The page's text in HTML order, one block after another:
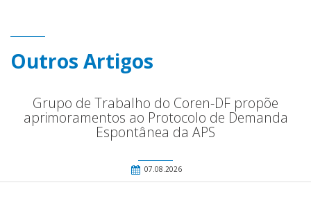
Outros Artigos
Grupo de Trabalho do Coren-DF propõe
aprimoramentos ao Protocolo de Demanda
Espontânea da APS
07.08.2026